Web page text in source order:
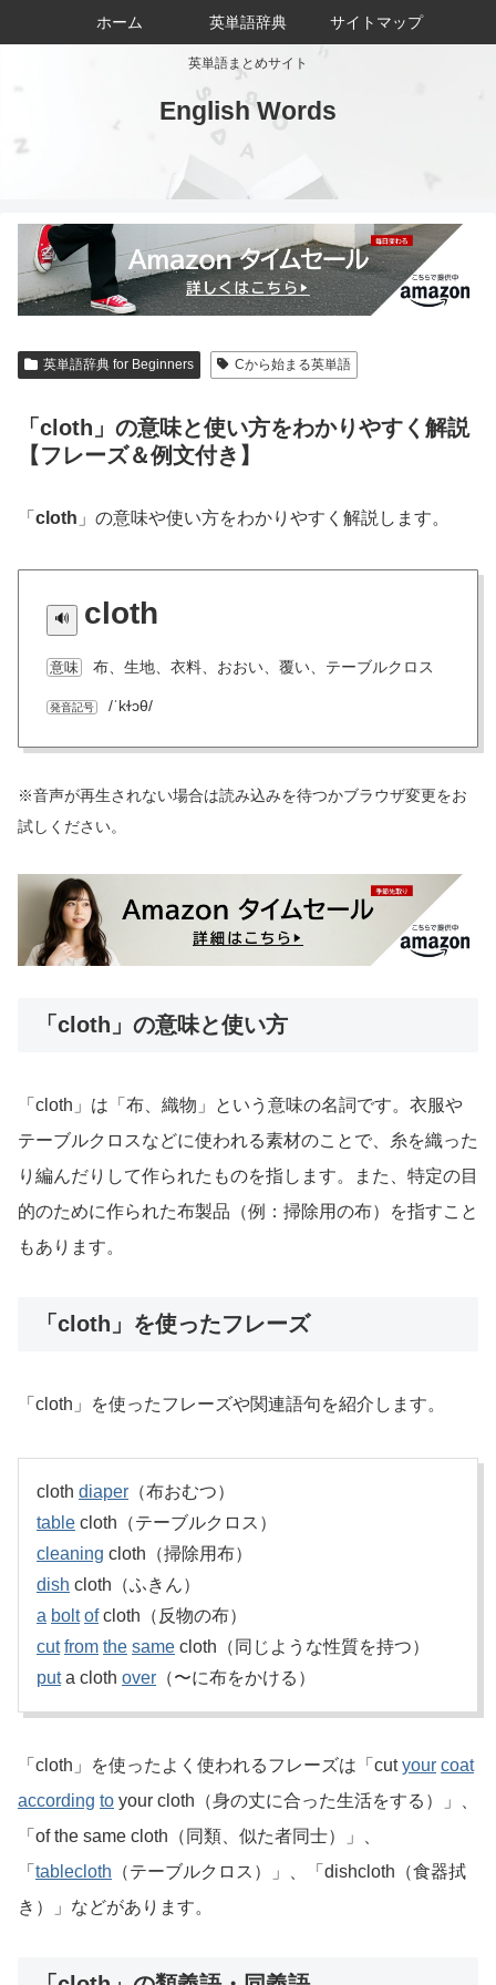
英単語まとめサイト
English Words
ホーム 英単語辞典 サイトマップ
英単語辞典 for Beginners Cから始まる英単語
「cloth」の意味と使い方をわかりやすく解説
【フレーズ＆例文付き】
「 cloth 」の意味や使い方をわかりやすく解説します。
cloth
意味 布、生地、衣料、おおい、覆い、テーブルクロス
発音記号 /ˈkɫɔθ/
※音声が再生されない場合は読み込みを待つかブラウザ変更をお
試しください。
「cloth」の意味と使い方
「cloth」は「布、織物」という意味の名詞です。衣服や
テーブルクロスなどに使われる素材のことで、糸を織った
り編んだりして作られたものを指します。また、特定の目
的のために作られた布製品（例：掃除用の布）を指すこと
もあります。
「cloth」を使ったフレーズ
「cloth」を使ったフレーズや関連語句を紹介します。
cloth diaper （布おむつ）
table cloth（テーブルクロス）
cleaning cloth（掃除用布）
dish cloth（ふきん）
a bolt ofcloth（反物の布）
cut from the same cloth（同じような性質を持つ）
puta cloth over （〜に布をかける）
「cloth」を使ったよく使われるフレーズは「cutyour coat
according to your cloth（身の丈に合った生活をする）」、
「of the same cloth（同類、似た者同士）」、
「 tablecloth （テーブルクロス）」、「dishcloth（食器拭
き）」などがあります。